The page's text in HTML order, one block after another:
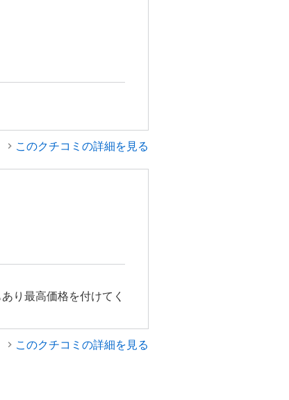
このクチコミの詳細を見る
り最高価格を付けてく
このクチコミの詳細を見る